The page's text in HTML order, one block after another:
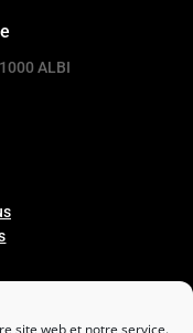
site web et notre service.
ALBI